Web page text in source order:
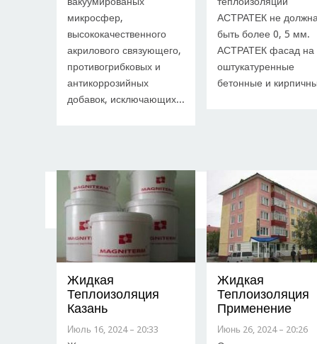
микросфер,
высококачественного
акрилового связующего,
противогрибковых и
антикоррозийных
добавок, исключающих...
АСТРАТЕК не
быть более 0, 5 мм.
АСТРАТЕК фасад на
оштукатуренные
бетонные и
Жидкая
Теплоизоляция
Казань
Июль 16, 2024 – 20:33
Жидкая
Теплоизоляция
Применение
Июнь 26, 2024 – 20:26